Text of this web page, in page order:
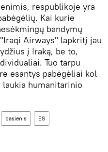
respublikoje yra
Kai kurie
bandymų
Airways" lapkritį jau
į Iraką, be to,
Tuo tarpu
esantys pabėgėliai kol
humanitarinio
pasienis ES